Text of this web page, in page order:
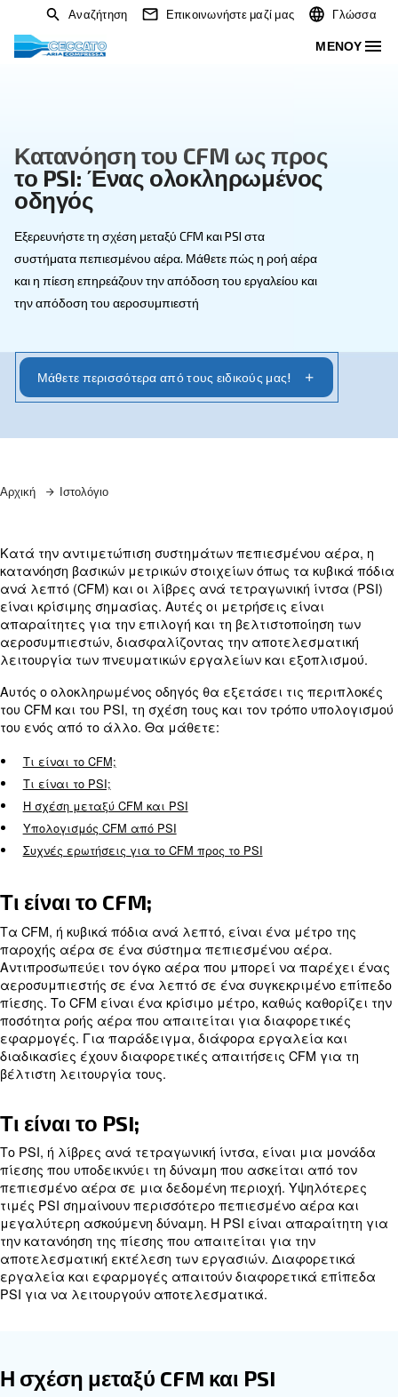
Αναζήτηση Επικοινωνήστε μαζί μας
Κατανόηση του CFM ως
το PSI: Ένας
οδηγός
Εξερευνήστε τη σχέση μεταξύ CFM και PSI στα
και η πίεση επηρεάζουν την απόδοση του εργαλείου και
την απόδοση του αεροσυμπιεστή
Αρχική Ιστολόγιο
Κατά την αντιμετώπιση συστημάτων
κατανόηση βασικών μετρικών στοιχείων όπως τα
ανά λεπτό (CFM) και οι λίβρες ανά τετραγωνική
είναι κρίσιμης σημασίας. Αυτές οι μετρήσεις
απαραίτητες για την επιλογή και τη
αεροσυμπιεστών, διασφαλίζοντας την
λειτουργία των πνευματικών εργαλείων και
Αυτός ο ολοκληρωμένος οδηγός θα εξετάσει τις
του ενός από το άλλο. Θα μάθετε:
Τι είναι το CFM;
Τι είναι το PSI;
Η σχέση μεταξύ CFM και PSI
Υπολογισμός CFM από PSI
Συχνές ερωτήσεις για το CFM προς το PSI
Τι είναι το CFM;
Τα CFM, ή κυβικά πόδια ανά λεπτό, είναι ένα
παροχής αέρα σε ένα σύστημα πεπιεσμένου
Αντιπροσωπεύει τον όγκο αέρα που μπορεί να
αεροσυμπιεστής σε ένα λεπτό σε ένα
πίεσης. Το CFM είναι ένα κρίσιμο μέτρο, καθώς
ποσότητα ροής αέρα που απαιτείται για
εφαρμογές. Για παράδειγμα, διάφορα